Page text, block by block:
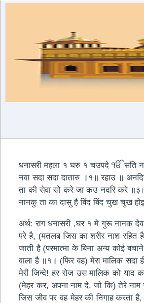
धनासरी महला १ घरु १ चउपदे ੴ सति
नवा सदा सदा दातारु ॥१॥ रहाउ ॥
ता की सेवा सो करे जा कउ नदरि करे
नानकु ता का दासु है बिंद बिंद चुख चुख
अर्थ: राग धनासरी ,घर १ मे गुरू नानक
परे है, (मतलब जिस का शरीर नाश
जाती है (परमात्मा के बिना अन्य कोई
वाला है ॥१॥ (फिर वह) मेरा मालिक
मेरी जिन्दे! हर रोज उस मालिक को
(मेहर कर, अपना नाम दे, जो कि) तेरे
जिस जीव पर वह मेहर की निगाह करता